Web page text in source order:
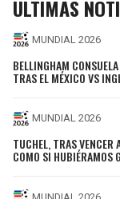
ÚLTIMAS
MUNDIAL 2026
BELLINGHAM
TRAS EL MÉXICO VS
MUNDIAL 2026
TUCHEL, TRAS VENCER
COMO SI HUBIÉRAMOS